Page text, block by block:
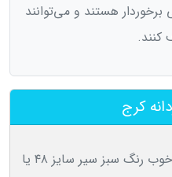
برخوردار هستند و می‌توانند
کنند.
کرج
سلام بزرگوار روز بخیر شلوار کتان خوب رنگ سبز سیر سایز ۴۸ یا